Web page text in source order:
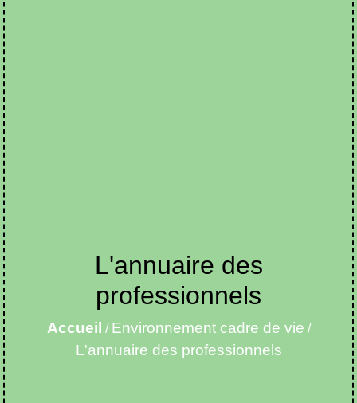
L'annuaire des
professionnels
Accueil / Environnement cadre de vie /
L'annuaire des professionnels